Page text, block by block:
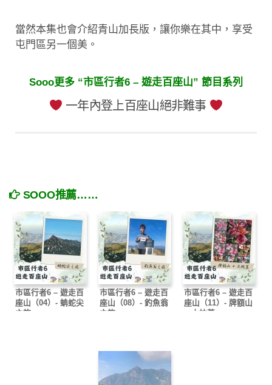
當然本集也會介紹青山加長版，讓你樂在其中，享受
屯門區另一個美。
Sooo更多 “市區行者6 – 遊走百座山” 節目系列
一年內登上百座山絕非難事
SOOO推薦……
市區行者6 – 遊走百
座山（04）- 蚺蛇尖
之旅
市區行者6 – 遊走百
座山（08）- 釣魚翁
之旅
市區行者6 – 遊走百
座山（11）- 牌額山
+ 大枕蓋